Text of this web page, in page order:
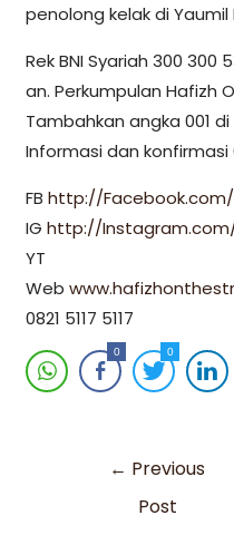
penolong kelak di Yaumil
Rek BNI Syariah 300 300
an. Perkumpulan Hafizh
Tambahkan angka 001
Informasi dan konfirmasi
FBhttp://
IGhttp://
YT
Web
0821 5117 5117
0 0
← Previous
Post